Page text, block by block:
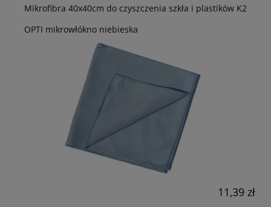
Mikrofibra 40x40cm do czyszczenia szkła i plastików K2
OPTI mikrowłókno niebieska
11,39 zł